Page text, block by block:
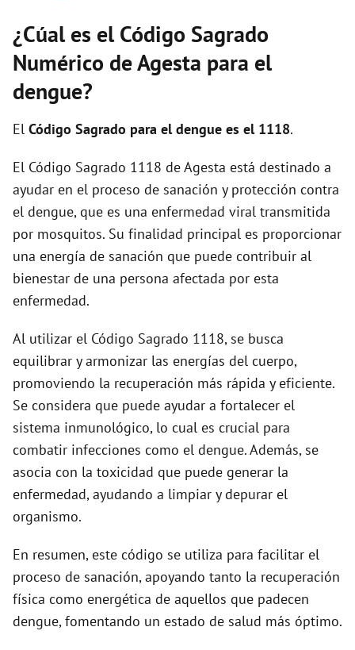
V
e
o
¿Cúal es el Código Sagrado
Numérico de Agesta para el
dengue?
El Código Sagrado para el dengue es el 1118.
El Código Sagrado 1118 de Agesta está destinado a
ayudar en el proceso de sanación y protección contra
el dengue, que es una enfermedad viral transmitida
por mosquitos. Su finalidad principal es proporcionar
una energía de sanación que puede contribuir al
bienestar de una persona afectada por esta
enfermedad.
Al utilizar el Código Sagrado 1118, se busca
equilibrar y armonizar las energías del cuerpo,
promoviendo la recuperación más rápida y eficiente.
Se considera que puede ayudar a fortalecer el
sistema inmunológico, lo cual es crucial para
combatir infecciones como el dengue. Además, se
asocia con la toxicidad que puede generar la
enfermedad, ayudando a limpiar y depurar el
organismo.
En resumen, este código se utiliza para facilitar el
proceso de sanación, apoyando tanto la recuperación
física como energética de aquellos que padecen
dengue, fomentando un estado de salud más óptimo.